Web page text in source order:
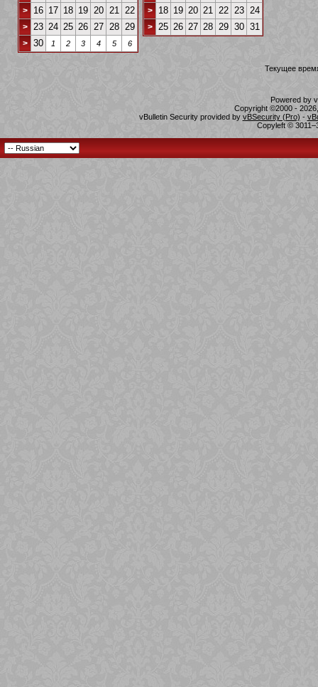
> 16 17 18 19 20 21 22
> 23 24 25 26 27 28 29
> 30 1 2 3 4 5 6
> 18 19 20 21 22 23 24
> 25 26 27 28 29 30 31
Текущее
Powered by
Copyright ©2000 -
vBulletin Security provided by vBSecurity (Pro) -
Copyleft ©